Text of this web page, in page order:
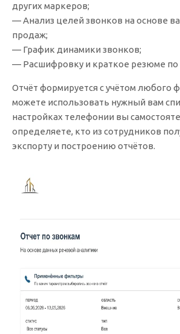
других маркеров;
— Анализ целей звонков на основе
продаж;
— График динамики звонков;
— Расшифровку и краткое резюме по
Отчёт формируется с учётом любого
можете использовать нужный вам
настройках телефонии вы
определяете, кто из сотрудников
экспорту и построению отчётов.